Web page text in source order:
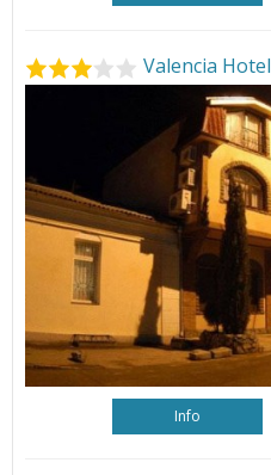
Valencia Hotel
Info